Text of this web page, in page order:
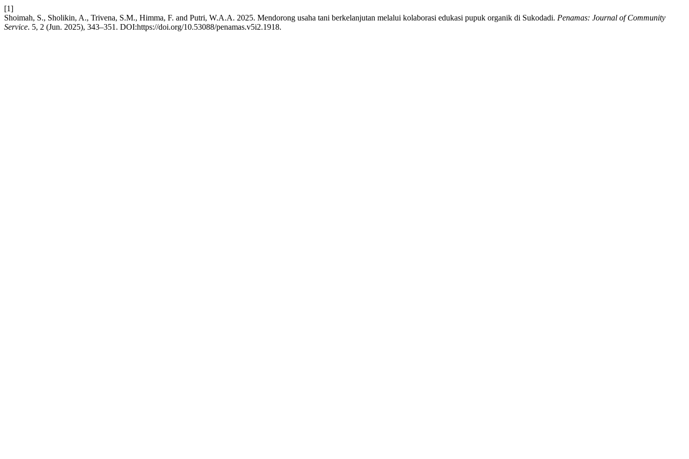
[1]
Shoimah, S., Sholikin, A., Trivena, S.M., Himma, F. and Putri, W.A.A. 2025. Mendorong usaha tani berkelanjutan melalui kolaborasi edukasi pupuk organik di Sukodadi. Penamas: Journal of Community
Service. 5, 2 (Jun. 2025), 343–351. DOI:https://doi.org/10.53088/penamas.v5i2.1918.